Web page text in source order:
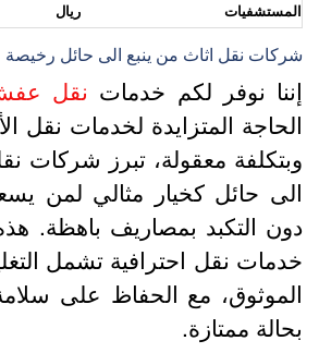
ريال
نقل اثاث من ينبع الى حائل رخيصة
نوفر لكم خدماتنقل عفش
المتزايدة لخدمات نقل
معقولة، تبرز شركات نقل
حائل كخيار مثالي لمن
التكبد بمصاريف باهظة. هذه
نقل احترافية تشمل
مع الحفاظ على سلامة
ممتازة.